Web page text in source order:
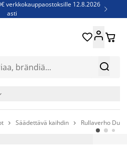
verkkokauppaostoksille 12.8.2026
asti

- Säästä jopa 60% 
 
 Säädettävä kaihdin  Rullaverho Duo